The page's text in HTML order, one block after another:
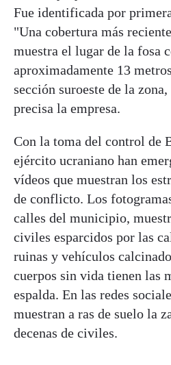
Fue identificada por
"Una cobertura más
muestra el lugar de la fosa
aproximadamente 13
sección suroeste de la
precisa la empresa.
Con la toma del control de
ejército ucraniano han
vídeos que muestran los
de conflicto. Los
calles del municipio,
civiles esparcidos por las
ruinas y vehículos
cuerpos sin vida tienen las
espalda. En las redes
muestran a ras de suelo la
decenas de civiles.